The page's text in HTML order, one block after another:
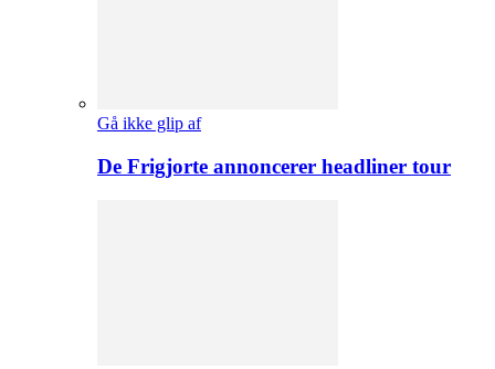
Gå ikke glip af
De Frigjorte annoncerer headliner tour